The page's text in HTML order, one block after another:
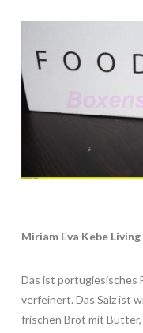
Miriam Eva Kebe
Das ist portugiesisches
verfeinert. Das Salz ist
frischen Brot mit